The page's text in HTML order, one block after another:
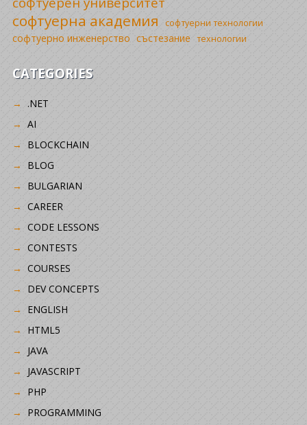
софтуерна академия софтуерни технологии
софтуерно инженерство състезание технологии
CATEGORIES
.NET
AI
BLOCKCHAIN
BLOG
BULGARIAN
CAREER
CODE LESSONS
CONTESTS
COURSES
DEV CONCEPTS
ENGLISH
HTML5
JAVA
JAVASCRIPT
PHP
PROGRAMMING